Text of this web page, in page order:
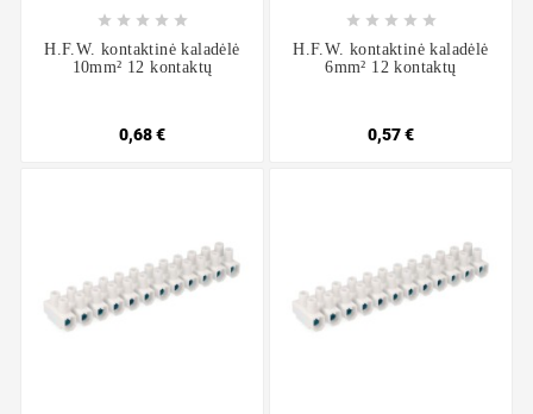
    
H.F.W. kontaktinė kaladėlė
10mm² 12 kontaktų
0,68 €
    
H.F.W. kontaktinė kaladėlė
6mm² 12 kontaktų
0,57 €